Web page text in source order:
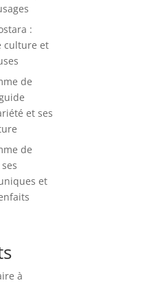
:
culture et
de
et ses
de
et
à